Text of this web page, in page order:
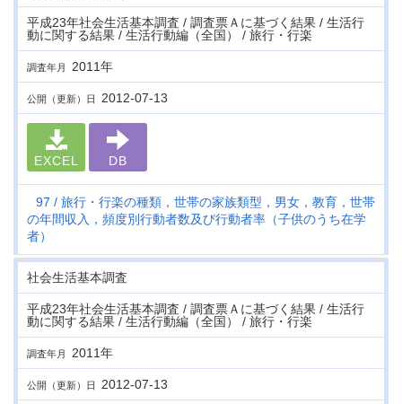
平成23年社会生活基本調査 / 調査票Ａに基づく結果 / 生活行
動に関する結果 / 生活行動編（全国） / 旅行・行楽
調査年月 2011年
公開（更新）日 2012-07-13
EXCEL DB
97
旅行・行楽の種類，世帯の家族類型，男女，教育，世帯
の年間収入，頻度別行動者数及び行動者率（子供のうち在学
者）
社会生活基本調査
平成23年社会生活基本調査 / 調査票Ａに基づく結果 / 生活行
動に関する結果 / 生活行動編（全国） / 旅行・行楽
調査年月 2011年
公開（更新）日 2012-07-13